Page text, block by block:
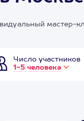
мастер-
Число участников
1-5 человека